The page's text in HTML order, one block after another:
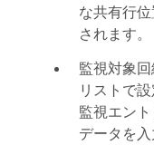
な共有行
されます。
監視対象回
リストで
監視エン
データを